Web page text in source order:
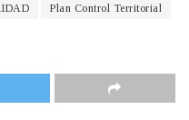
Plan Control Territorial